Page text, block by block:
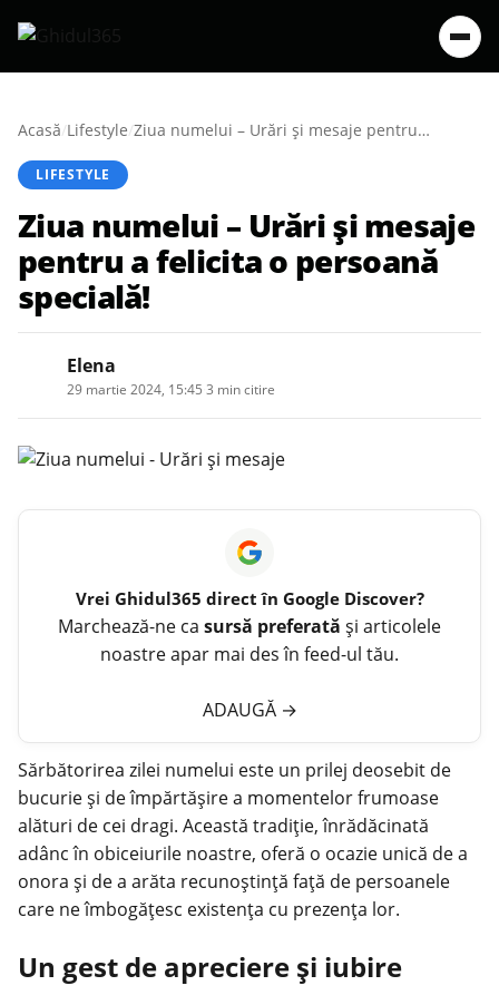
Acasă/Lifestyle/ Ziua numelui – Urări și mesaje pentru a felicita o persoană specială!
LIFESTYLE
Ziua numelui – Urări și mesaje
pentru a felicita o persoană
specială!
Elena
29 martie 2024, 15:45 3 min citire
Vrei Ghidul365 direct în Google Discover?
Marchează-ne ca sursă preferată și articolele
noastre apar mai des în feed-ul tău.
ADAUGĂ →
Sărbătorirea zilei numelui este un prilej deosebit de
bucurie și de împărtășire a momentelor frumoase
alături de cei dragi. Această tradiție, înrădăcinată
adânc în obiceiurile noastre, oferă o ocazie unică de a
onora și de a arăta recunoștință față de persoanele
care ne îmbogățesc existența cu prezența lor.
Un gest de apreciere și iubire